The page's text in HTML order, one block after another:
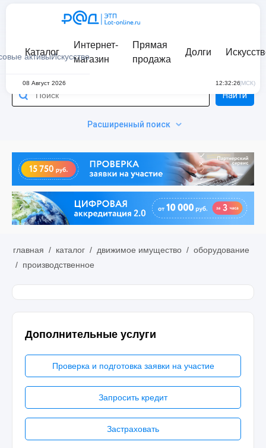
активыИскусство
Каталог
Интернет-
магазин
Прямая
продажа
Долги
08 Август 2026 12:32:26(МСК)
Расширенный поиск
Найти
главная / каталог / движимое имущество / оборудование
/ производственное
Дополнительные услуги
Проверка и подготовка заявки на участие
Запросить кредит
Застраховать